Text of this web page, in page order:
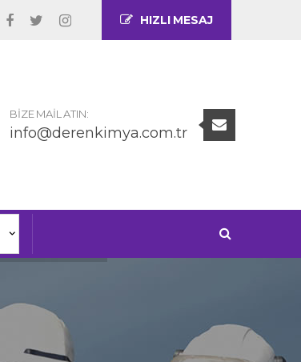
HIZLI MESAJ
BIZE MAIL ATIN:
info@derenkimya.com.tr